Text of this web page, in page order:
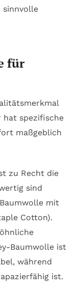
sinnvolle
für
hat spezifische
maßgeblich
zu Recht die
sind
mit
Cotton).
Baumwolle ist
während
ist.